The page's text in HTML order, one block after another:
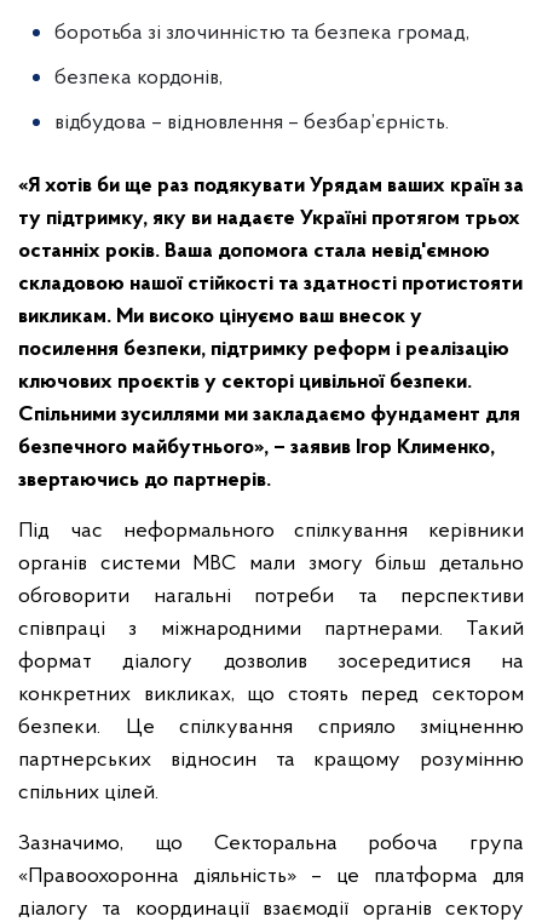
боротьба зі злочинністю та безпека громад,
безпека кордонів,
відбудова – відновлення – безбар’єрність.
«Я хотів би ще раз подякувати Урядам ваших країн за
ту підтримку, яку ви надаєте Україні протягом трьох
останніх років. Ваша допомога стала невід'ємною
складовою нашої стійкості та здатності протистояти
викликам. Ми високо цінуємо ваш внесок у
посилення безпеки, підтримку реформ і реалізацію
ключових проєктів у секторі цивільної безпеки.
Спільними зусиллями ми закладаємо фундамент для
безпечного майбутнього», – заявив Ігор Клименко,
звертаючись до партнерів.
Під час неформального спілкування керівники
органів системи МВС мали змогу більш детально
обговорити нагальні потреби та перспективи
співпраці з міжнародними партнерами. Такий
формат діалогу дозволив зосередитися на
конкретних викликах, що стоять перед сектором
безпеки. Це спілкування сприяло зміцненню
партнерських відносин та кращому розумінню
спільних цілей.
Зазначимо, що Секторальна робоча група
«Правоохоронна діяльність» – це платформа для
діалогу та координації взаємодії органів сектору